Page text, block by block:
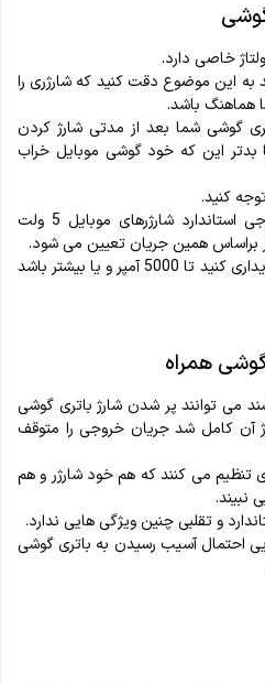
گوشی
خاصی دارد.
به این موضوع دقت کنید که شارژری را
هماهنگ باشد.
گوشی شما بعد از مدتی شارژ کردن
این که خود گوشی موبایل خراب
کنید.
از آن جایی که معمولا ولتاژ خروجی استاندارد شارژرهای موبایل 5 ولت
براساس همین جریان تعیین می شود.
شما باید برای موبایل شارژری را خریداری کنید تا 5000 آمپر و یا بیشتر باشد
همراه
می توانند پر شدن شارژ باتری گوشی
آن کامل شد جریان خروجی را متوقف
تنظیم می کنند که هم خود شارژر و هم
نبیند.
و تقلبی چنین ویژگی هایی ندارد.
احتمال آسیب رسیدن به باتری گوشی